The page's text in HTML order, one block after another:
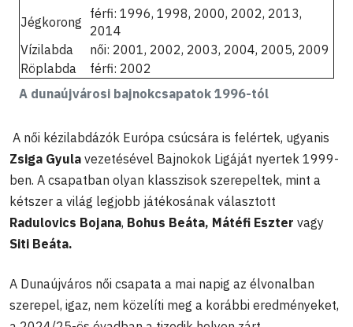
A dunaújvárosi bajnokcsapatok 1996-tól
Jégkorong
férfi: 1996, 1998, 2000, 2002, 2013,
2014
Vízilabda
női: 2001, 2002, 2003, 2004, 2005, 2009
Röplabda
férfi: 2002
A női kézilabdázók Európa csúcsára is felértek, ugyanis
Zsiga Gyula vezetésével Bajnokok Ligáját nyertek 1999-
ben. A csapatban olyan klasszisok szerepeltek, mint a
kétszer a világ legjobb játékosának választott
Radulovics Bojana, Bohus Beáta, Mátéfi Eszter vagy
Siti Beáta.
A Dunaújváros női csapata a mai napig az élvonalban
szerepel, igaz, nem közelíti meg a korábbi eredményeket,